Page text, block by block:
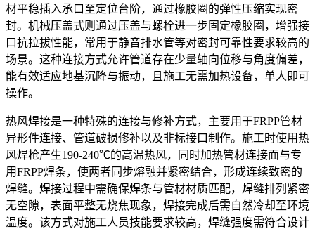
材平稳插入承口至定位台阶，通过橡胶圈的弹性压缩实现密
封。机械压盖式则通过压盖与螺栓进一步固定橡胶圈，增强接
口抗拉拔性能，常用于静音排水管等对密封可靠性要求较高的
场景。这种连接方式允许管道存在少量轴向位移与角度偏差，
能有效适应地基沉降与振动，且施工无需加热设备，单人即可
操作。
热风焊接是一种特殊的连接与修补方式，主要用于FRPP管材
异形件连接、管道破损修补以及非标接口制作。施工时使用热
风焊枪产生190-240℃的高温热风，同时加热管材连接面与专
用FRPP焊条，使两者同步熔融并紧密结合，形成连续致密的
焊缝。焊接过程中需确保焊条与管材材质匹配，焊缝排列紧密
无空隙，表面平整无烧焦现象，焊接完成后需自然冷却至环境
温度。该方式对施工人员技能要求较高，焊缝强度需符合设计